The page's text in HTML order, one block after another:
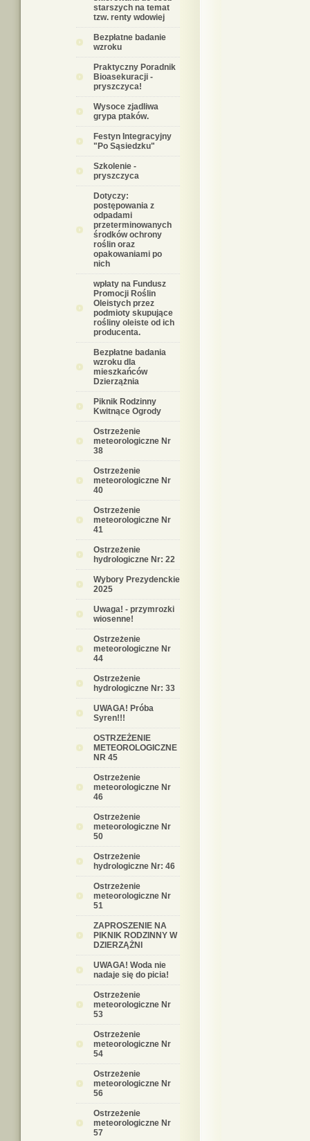
starszych na temat
tzw. renty wdowiej
Bezpłatne badanie
wzroku
Praktyczny Poradnik
Bioasekuracji -
pryszczyca!
Wysoce zjadliwa
grypa ptaków.
Festyn Integracyjny
"Po Sąsiedzku"
Szkolenie -
pryszczyca
Dotyczy:
postępowania z
odpadami
przeterminowanych
środków ochrony
roślin oraz
opakowaniami po
nich
wpłaty na Fundusz
Promocji Roślin
Oleistych przez
podmioty skupujące
rośliny oleiste od ich
producenta.
Bezpłatne badania
wzroku dla
mieszkańców
Dzierzążnia
Piknik Rodzinny
Kwitnące Ogrody
Ostrzeżenie
meteorologiczne Nr
38
Ostrzeżenie
meteorologiczne Nr
40
Ostrzeżenie
meteorologiczne Nr
41
Ostrzeżenie
hydrologiczne Nr: 22
Wybory Prezydenckie
2025
Uwaga! - przymrozki
wiosenne!
Ostrzeżenie
meteorologiczne Nr
44
Ostrzeżenie
hydrologiczne Nr: 33
UWAGA! Próba
Syren!!!
OSTRZEŻENIE
METEOROLOGICZNE
NR 45
Ostrzeżenie
meteorologiczne Nr
46
Ostrzeżenie
meteorologiczne Nr
50
Ostrzeżenie
hydrologiczne Nr: 46
Ostrzeżenie
meteorologiczne Nr
51
ZAPROSZENIE NA
PIKNIK RODZINNY W
DZIERZĄŻNI
UWAGA! Woda nie
nadaje się do picia!
Ostrzeżenie
meteorologiczne Nr
53
Ostrzeżenie
meteorologiczne Nr
54
Ostrzeżenie
meteorologiczne Nr
56
Ostrzeżenie
meteorologiczne Nr
57